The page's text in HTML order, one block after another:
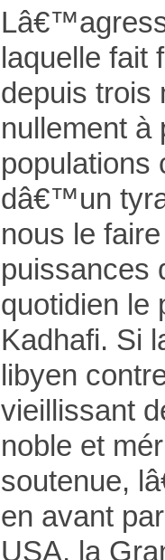
laquelle fait
depuis trois
nullement à
populations
dâ€™un
nous le
puissances
quotidien le
Kadhafi. Si
libyen
vieillissant
noble et
soutenue,
en avant
USA, la